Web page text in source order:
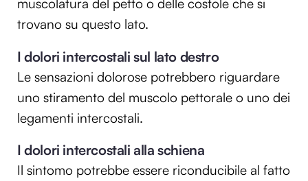
muscolatura del petto o delle costole che si
trovano su questo lato.
I dolori intercostali sul lato destro
Le sensazioni dolorose potrebbero riguardare
uno stiramento del muscolo pettorale o uno dei
legamenti intercostali.
I dolori intercostali alla schiena
Il sintomo potrebbe essere riconducibile al fatto